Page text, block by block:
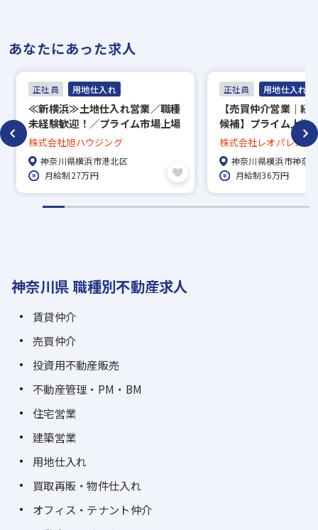
あなたにあった求人
正社員 用地仕入れ
≪新横浜≫土地仕入れ営業／職種
未経験歓迎！／プライム市場上場
グループ／完全週休2日制／福利
厚生充実／IT積極活用で業務効率
UP
株式会社旭ハウジング
神奈川県横浜市港北区
月給制27万円
正社員 用地仕入れ
【売買仲介営業｜経
候補】プライム上場
福利厚生充実した環
株式会社レオパレス21
神奈川県横浜市神奈
月給制36万円
神奈川県 職種別不動産求人
賃貸仲介
売買仲介
投資用不動産販売
不動産管理・PM・BM
住宅営業
建築営業
用地仕入れ
買取再販・物件仕入れ
オフィス・テナント仲介